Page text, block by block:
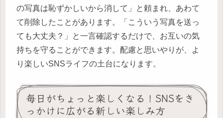
の写真は恥ずかしいから消して」と頼まれ、あわて
て削除したことがあります。「こういう写真を送っ
ても大丈夫？」と一言確認するだけで、お互いの気
持ちを守ることができます。配慮と思いやりが、よ
り楽しいSNSライフの土台になります。
毎日がちょっと楽しくなる！SNSをき
っかけに広がる新しい楽しみ方